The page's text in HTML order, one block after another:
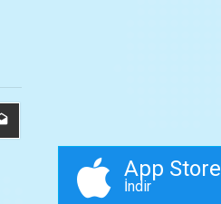
App Store
İndir